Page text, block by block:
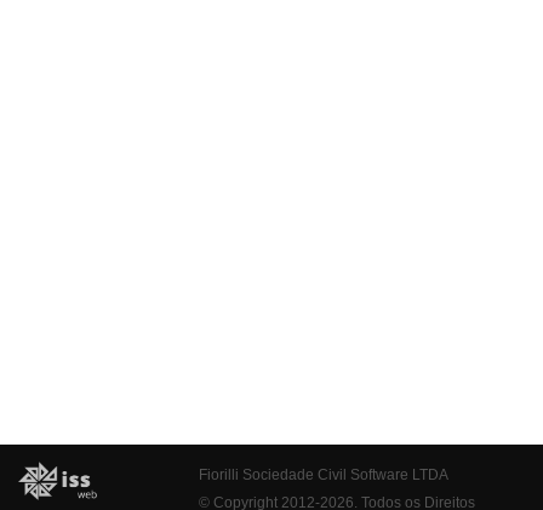
Fiorilli Sociedade Civil Software LTDA
© Copyright 2012-2026. Todos os Direitos